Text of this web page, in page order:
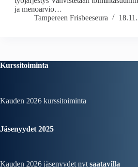
ja menoarvio…
Tampereen Frisbeeseura
Kurssitoiminta
Kauden 2026 kurssitoiminta
Jäsenyydet 2025
Kauden 2026 jäsenyydet nyt saatavilla